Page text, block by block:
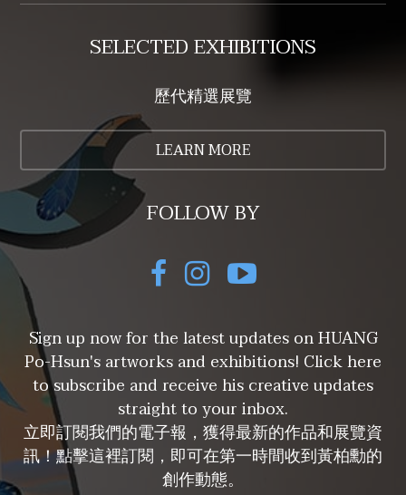
SELECTED EXHIBITIONS
歷代精選展覽
LEARN MORE
FOLLOW BY
Sign up now for the latest updates on HUANG
Po-Hsun's artworks and exhibitions! Click here
to subscribe and receive his creative updates
straight to your inbox.
立即訂閱我們的電子報，獲得最新的作品和展覽資
訊！點擊這裡訂閱，即可在第一時間收到黃柏勳的
創作動態。